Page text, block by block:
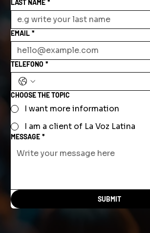
LAST NAME *
EMAIL *
TELEFONO *
CHOOSE THE TOPIC
I want more information
I am a client of La Voz Latina
MESSAGE *
SUBMIT